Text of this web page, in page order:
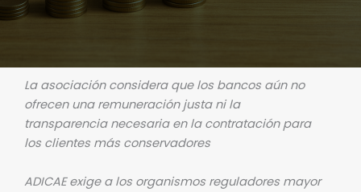
La asociación considera que los bancos aún no
ofrecen una remuneración justa ni la
transparencia necesaria en la contratación para
los clientes más conservadores
ADICAE exige a los organismos reguladores mayor